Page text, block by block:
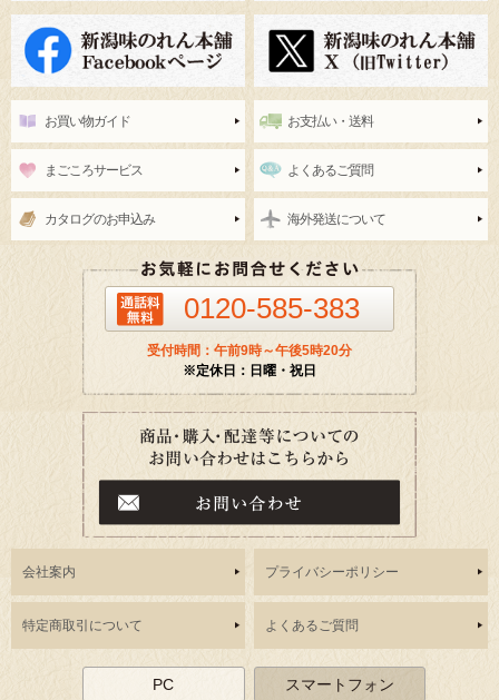
お買い物ガイド お支払い・送料
まごころサービス よくあるご質問
カタログのお申込み 海外発送について
0120-585-383
受付時間：午前9時～午後5時20分
※定休日：日曜・祝日
会社案内 プライバシーポリシー
特定商取引について よくあるご質問
PC スマートフォン